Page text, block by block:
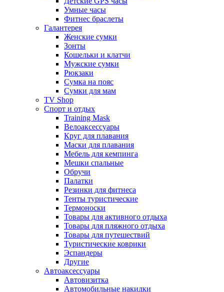
Умные часы
Фитнес браслеты
Галантерея
Женские сумки
Зонты
Кошельки и клатчи
Мужские сумки
Рюкзаки
Сумка на пояс
Сумки для мам
TV Shop
Спорт и отдых
Training Mask
Велоаксессуары
Круг для плавания
Маски для плавания
Мебель для кемпинга
Мешки спальные
Обручи
Палатки
Резинки для фитнеса
Тенты туристические
Термоноски
Товары для активного отдыха
Товары для пляжного отдыха
Товары для путешествий
Туристические коврики
Эспандеры
Другие
Автоаксессуары
Автовизитка
Автомобильные накидки